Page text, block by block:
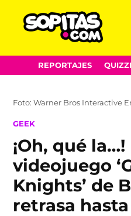
Skip
to
REPORTAJES
Foto: Warner Bros Interactive
POSTED
GEEK
¡Oh, qué la…!
videojuego
Knights’ de
retrasa